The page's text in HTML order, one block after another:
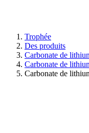
Trophée
Des produits
Carbonate de
Carbonate de
Carbonate de